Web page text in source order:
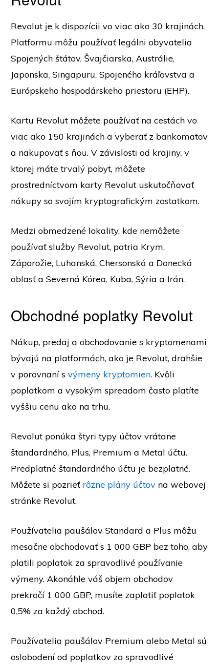
Revolut je k dispozícii vo viac ako 30 krajinách.
Platformu môžu používať legálni obyvatelia
Spojených štátov, Švajčiarska, Austrálie,
Japonska, Singapuru, Spojeného kráľovstva a
Európskeho hospodárskeho priestoru (EHP).
Kartu Revolut môžete používať na cestách vo
viac ako 150 krajinách a vyberať z bankomatov
a nakupovať s ňou. V závislosti od krajiny, v
ktorej máte trvalý pobyt, môžete
prostredníctvom karty Revolut uskutočňovať
nákupy so svojím kryptografickým zostatkom.
Medzi obmedzené lokality, kde nemôžete
používať služby Revolut, patria Krym,
Záporožie, Luhanská, Chersonská a Donecká
oblasť a Severná Kórea, Kuba, Sýria a Irán.
Obchodné poplatky Revolut
Nákup, predaj a obchodovanie s kryptomenami
bývajú na platformách, ako je Revolut, drahšie
v porovnaní svýmeny kryptomien. Kvôli
poplatkom a vysokým spreadom často platíte
vyššiu cenu ako na trhu.
Revolut ponúka štyri typy účtov vrátane
štandardného, Plus, Premium a Metal účtu.
Predplatné štandardného účtu je bezplatné.
Môžete si pozrieť rôzne plány účtov na webovej
stránke Revolut.
Používatelia paušálov Standard a Plus môžu
mesačne obchodovať s 1 000 GBP bez toho, aby
platili poplatok za spravodlivé používanie
výmeny. Akonáhle váš objem obchodov
prekročí 1 000 GBP, musíte zaplatiť poplatok
0,5% za každý obchod.
Používatelia paušálov Premium alebo Metal sú
oslobodení od poplatkov za spravodlivé